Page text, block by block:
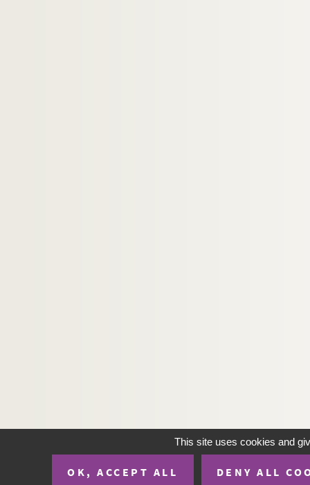
This site uses cookies and
OK, ACCEPT ALL DENY ALL